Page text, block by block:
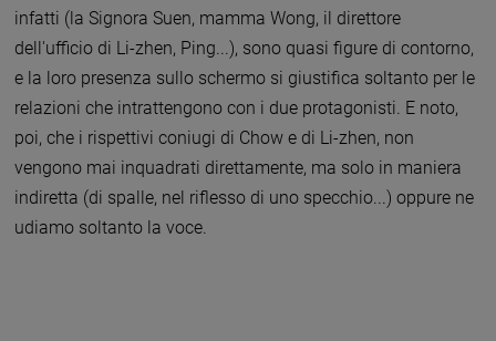
infatti (la Signora Suen, mamma Wong, il direttore
dell'ufficio di Li-zhen, Ping...), sono quasi figure di contorno,
e la loro presenza sullo schermo si giustifica soltanto per le
relazioni che intrattengono con i due protagonisti. E noto,
poi, che i rispettivi coniugi di Chow e di Li-zhen, non
vengono mai inquadrati direttamente, ma solo in maniera
indiretta (di spalle, nel riflesso di uno specchio...) oppure ne
udiamo soltanto la voce.